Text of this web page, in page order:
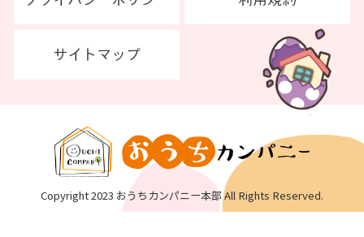
Copyright 2023 おうちカンパニー本部 All Rights Reserved.